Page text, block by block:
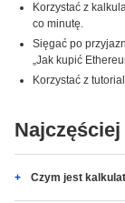
Korzystać z
co minutę.
Sięgać po
„Jak kupić
Korzystać z
Najczęściej
Czym jest